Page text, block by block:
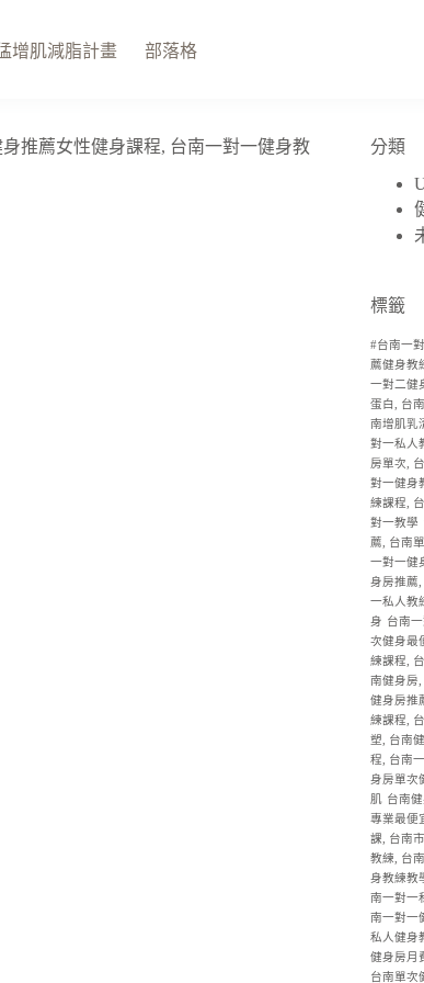
增肌減脂計畫 部落格
推薦女性健身課程, 台南一對一健身教
分類
標籤
#台南一
薦健身教
一對二健
蛋白, 台
南增肌乳
對一私人
房單次,
對一健身
練課程,
對一教學
薦, 台南
一對一健
身房推薦
一私人教
身 台南
次健身最
練課程,
南健身房
健身房推
練課程,
塑, 台南
程, 台南
身房單次
肌 台南
專業最便
課, 台南
教練, 台
身教練教
南一對一
南一對一
私人健身
健身房月
台南單次